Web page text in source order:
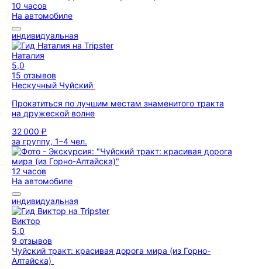
10 часов
На автомобиле
индивидуальная
Наталия
5,0
15 отзывов
Нескучный Чуйский
Прокатиться по лучшим местам знаменитого тракта
на дружеской волне
32 000 ₽
за группу, 1–4 чел.
12 часов
На автомобиле
индивидуальная
Виктор
5,0
9 отзывов
Чуйский тракт: красивая дорога мира (из Горно-
Алтайска)